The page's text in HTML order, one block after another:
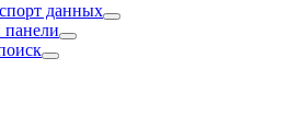
данных